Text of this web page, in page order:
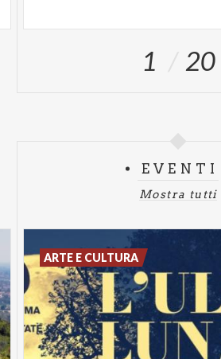
1 20
EVENTI
Mostra tutti
ARTE E CULTURA